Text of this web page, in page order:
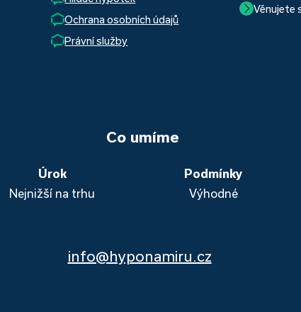
Ochrana osobních údajů
Právní služby
Nejvíce
Věnujete
Co umíme
Úrok
Nejnižší na trhu
Podmínky
Výhodné
info@hyponamiru.cz